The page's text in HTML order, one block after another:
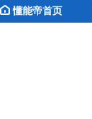
懂能帝首页